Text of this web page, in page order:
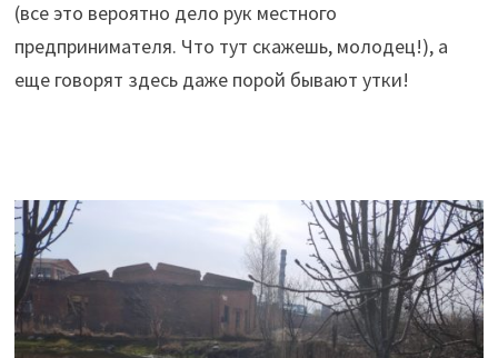
(все это вероятно дело рук местного
предпринимателя. Что тут скажешь, молодец!), а
еще говорят здесь даже порой бывают утки!